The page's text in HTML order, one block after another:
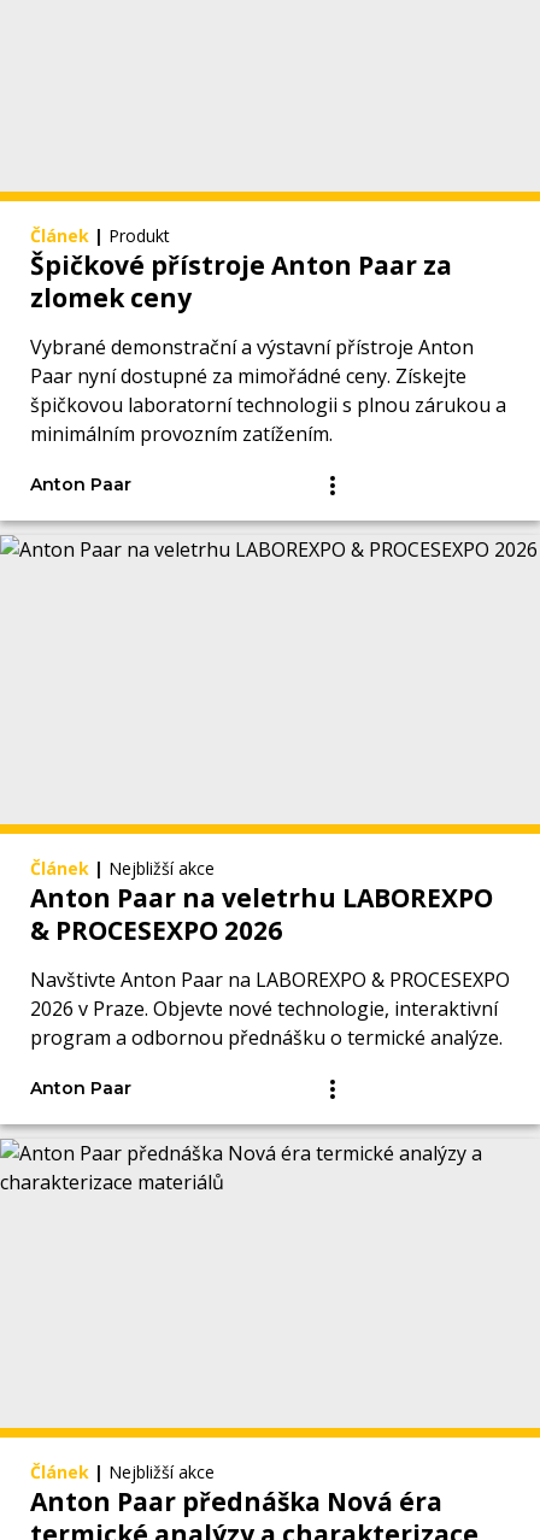
Článek | Produkt
Špičkové přístroje Anton Paar za
zlomek ceny
Vybrané demonstrační a výstavní přístroje Anton
Paar nyní dostupné za mimořádné ceny. Získejte
špičkovou laboratorní technologii s plnou zárukou a
minimálním provozním zatížením.
Anton Paar
Článek | Nejbližší akce
Anton Paar na veletrhu LABOREXPO
& PROCESEXPO 2026
Navštivte Anton Paar na LABOREXPO & PROCESEXPO
2026 v Praze. Objevte nové technologie, interaktivní
program a odbornou přednášku o termické analýze.
Anton Paar
Článek | Nejbližší akce
Anton Paar přednáška Nová éra